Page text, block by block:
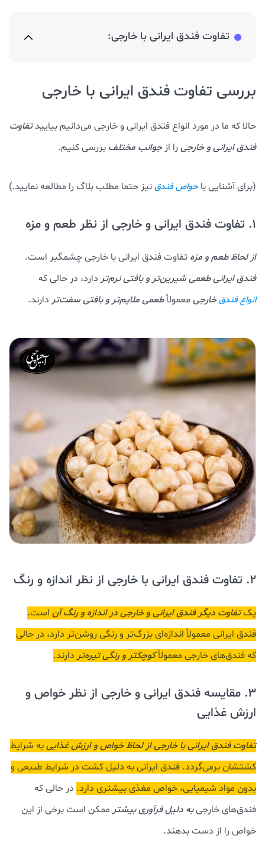
تفاوت فندق ایرانی با خارجی:
بررسی تفاوت فندق ایرانی با خارجی
حالا که ما در مورد انواع فندق ایرانی و خارجی می‌دانیم بیاییدتفاوت
فندق ایرانی و خارجی را ازجوانب مختلف بررسی کنیم.
(برای آشنایی با خواص فندقنیز حتما مطلب بلاگ را مطالعه نمایید.)
1. تفاوت فندق ایرانی و خارجی از نظر طعم و مزه
از لحاظ طعم و مزه تفاوت فندق ایرانی با خارجی چشمگیر است.
فندق ایرانی طعمی شیرین‌تر و بافتی نرم‌تر دارد، در حالی که
انواع فندق‌خارجی معمولاًطعمی ملایم‌تر و بافتیسفت‌تر دارند.
2. تفاوت فندق ایرانی با خارجی از نظر اندازه و رنگ
یکتفاوت دیگر فندق ایرانی و خارجیدر اندازه و رنگ آن است.
فندق ایرانی معمولاً اندازه‌ای بزرگ‌تر و رنگی روشن‌تر دارد، در حالی
که فندق‌های خارجی معمولاًکوچکتر و رنگی تیره‌تر دارند.
3. مقایسه فندق ایرانی و خارجی از نظر خواص و
ارزش غذایی
تفاوت فندق ایرانی با خارجیاز لحاظ خواص و ارزش غذاییبه شرایط
کشتشان برمی‌گردد. فندق ایرانی به دلیل کشت در شرایط طبیعی و
بدون مواد شیمیایی، خواص مغذی بیشتری دارد. در حالی که
فندق‌های خارجیبه دلیل فرآوری بیشتر ممکن است برخی از این
خواص را از دست بدهند.